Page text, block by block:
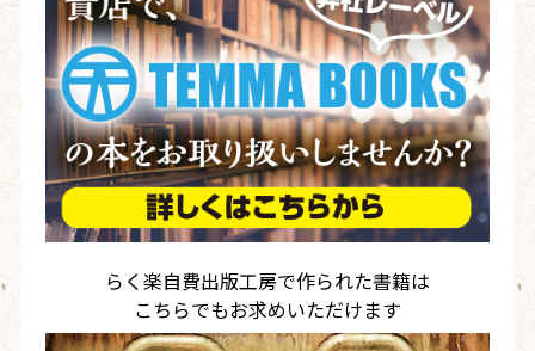
らく楽自費出版工房で作られた書籍は
こちらでもお求めいただけます